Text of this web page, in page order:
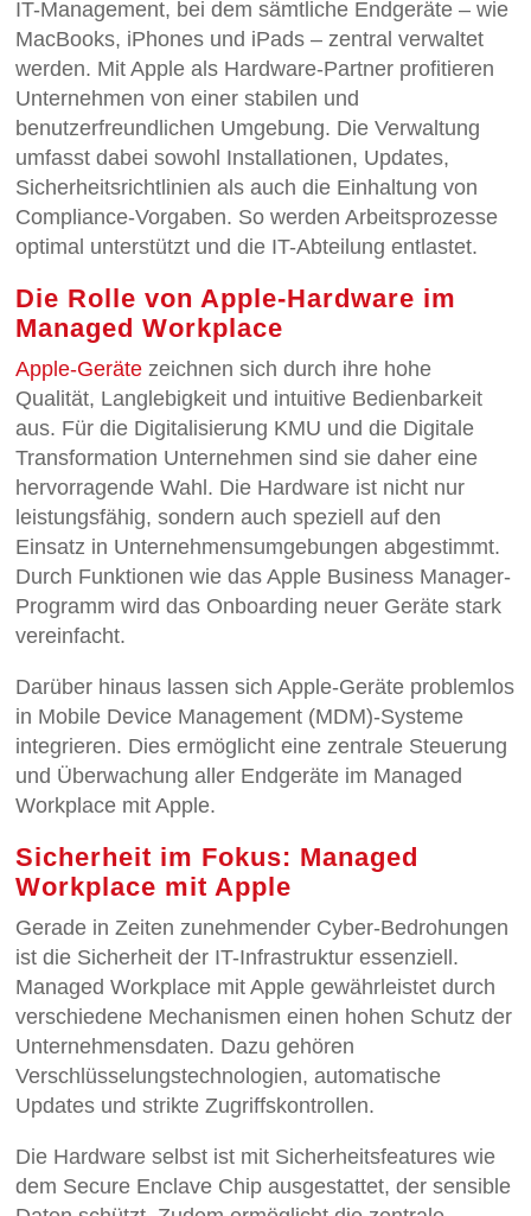
IT-Management, bei dem sämtliche Endgeräte – wie
MacBooks, iPhones und iPads – zentral verwaltet
werden. Mit Apple als Hardware-Partner profitieren
Unternehmen von einer stabilen und
benutzerfreundlichen Umgebung. Die Verwaltung
umfasst dabei sowohl Installationen, Updates,
Sicherheitsrichtlinien als auch die Einhaltung von
Compliance-Vorgaben. So werden Arbeitsprozesse
optimal unterstützt und die IT-Abteilung entlastet.
Die Rolle von Apple-Hardware im
Managed Workplace
Apple-Geräte zeichnen sich durch ihre hohe
Qualität, Langlebigkeit und intuitive Bedienbarkeit
aus. Für die Digitalisierung KMU und die Digitale
Transformation Unternehmen sind sie daher eine
hervorragende Wahl. Die Hardware ist nicht nur
leistungsfähig, sondern auch speziell auf den
Einsatz in Unternehmensumgebungen abgestimmt.
Durch Funktionen wie das Apple Business Manager-
Programm wird das Onboarding neuer Geräte stark
vereinfacht.
Darüber hinaus lassen sich Apple-Geräte problemlos
in Mobile Device Management (MDM)-Systeme
integrieren. Dies ermöglicht eine zentrale Steuerung
und Überwachung aller Endgeräte im Managed
Workplace mit Apple.
Sicherheit im Fokus: Managed
Workplace mit Apple
Gerade in Zeiten zunehmender Cyber-Bedrohungen
ist die Sicherheit der IT-Infrastruktur essenziell.
Managed Workplace mit Apple gewährleistet durch
verschiedene Mechanismen einen hohen Schutz der
Unternehmensdaten. Dazu gehören
Verschlüsselungstechnologien, automatische
Updates und strikte Zugriffskontrollen.
Die Hardware selbst ist mit Sicherheitsfeatures wie
dem Secure Enclave Chip ausgestattet, der sensible